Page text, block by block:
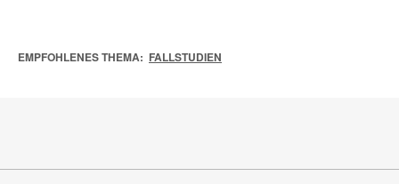
EMPFOHLENES THEMA: FALLSTUDIEN